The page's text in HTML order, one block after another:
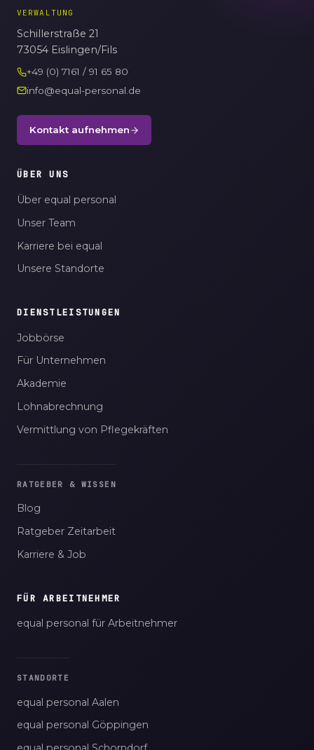
VERWALTUNG
Schillerstraße 21
73054 Eislingen/Fils
+49 (0) 7161 / 91 65 80
info@equal-personal.de
Kontakt aufnehmen
ÜBER UNS
Über equal personal
Unser Team
Karriere bei equal
Unsere Standorte
DIENSTLEISTUNGEN
Jobbörse
Für Unternehmen
Akademie
Lohnabrechnung
Vermittlung von Pflegekräften
RATGEBER & WISSEN
Blog
Ratgeber Zeitarbeit
Karriere & Job
FÜR ARBEITNEHMER
equal personal für Arbeitnehmer
STANDORTE
equal personal Aalen
equal personal Göppingen